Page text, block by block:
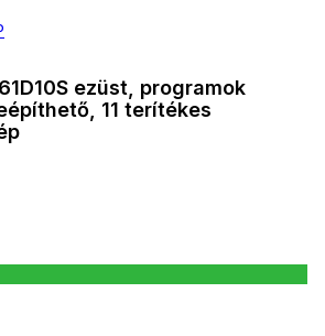
ezüst, programok
11 terítékes